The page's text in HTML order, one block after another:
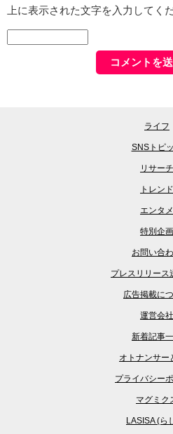
上に表示された文字を入力してく
ライフ
SNSトピ
リサーチ
トレンド
エンタメ
特別企画
お問い合
プレスリリース
広告掲載に
運営会社
新着記事
オトナンサー
プライバシー
マグミク
LASISA (ら